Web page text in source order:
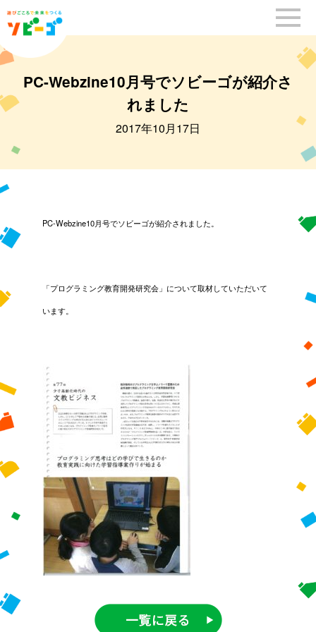
PC-Webzine10月号でソビーゴが紹介さ
れました
2017年10月17日
PC-Webzine10月号でソビーゴが紹介されました。
「プログラミング教育開発研究会」について取材していただいて
います。